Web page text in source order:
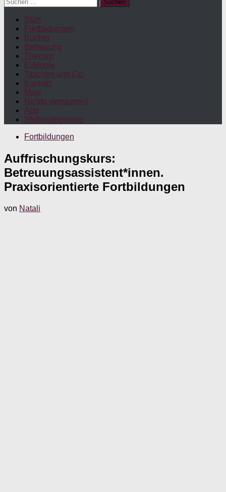
nach:
Start
Fortbildungen
Bücher
Betreuung
Themen
Exklusiv
Taschen und Co.
Kontakt
Maw
Nichts verpassen!
App
Stellenangebote
Fortbildungen
Auffrischungskurs:
Betreuungsassistent*innen.
Praxisorientierte Fortbildungen
von Natali